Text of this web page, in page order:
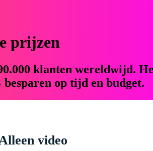
prijzen
klanten wereldwijd.
op tijd en budget.
video